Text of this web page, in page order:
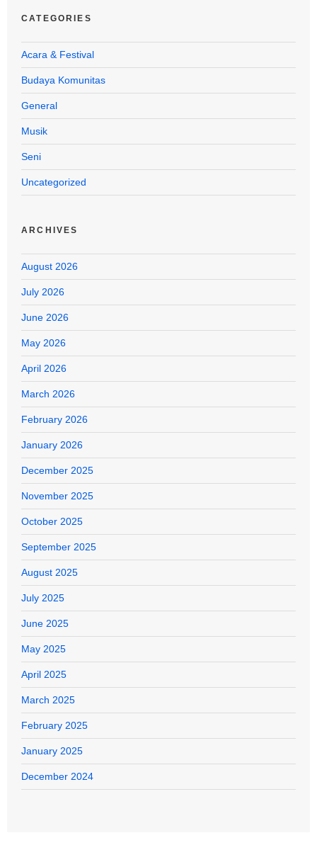
CATEGORIES
Acara & Festival
Budaya Komunitas
General
Musik
Seni
Uncategorized
ARCHIVES
August 2026
July 2026
June 2026
May 2026
April 2026
March 2026
February 2026
January 2026
December 2025
November 2025
October 2025
September 2025
August 2025
July 2025
June 2025
May 2025
April 2025
March 2025
February 2025
January 2025
December 2024